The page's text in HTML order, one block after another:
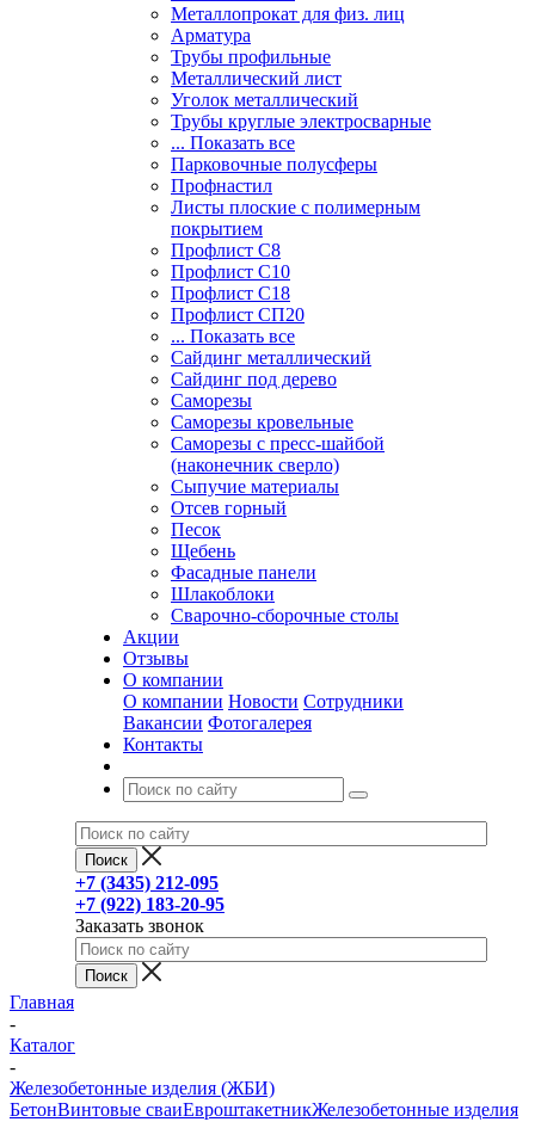
Металлопрокат для физ. лиц
Арматура
Трубы профильные
Металлический лист
Уголок металлический
Трубы круглые электросварные
... Показать все
Парковочные полусферы
Профнастил
Листы плоские с полимерным
покрытием
Профлист С8
Профлист С10
Профлист С18
Профлист СП20
... Показать все
Сайдинг металлический
Cайдинг под дерево
Саморезы
Саморезы кровельные
Саморезы с пресс-шайбой
(наконечник сверло)
Сыпучие материалы
Отсев горный
Песок
Щебень
Фасадные панели
Шлакоблоки
Сварочно-сборочные столы
Акции
Отзывы
О компании
О компании Новости Сотрудники
Вакансии Фотогалерея
Контакты
+7 (3435) 212-095
+7 (922) 183-20-95
Заказать звонок
Главная
-
Каталог
-
Железобетонные изделия (ЖБИ)
БетонВинтовые сваиЕвроштакетникЖелезобетонные изделия